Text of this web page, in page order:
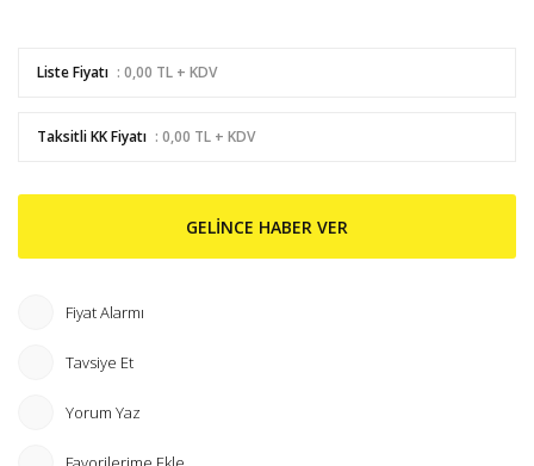
Liste Fiyatı : 0,00 TL + KDV
Taksitli KK Fiyatı : 0,00 TL + KDV
GELİNCE HABER VER
Fiyat Alarmı
Tavsiye Et
Yorum Yaz